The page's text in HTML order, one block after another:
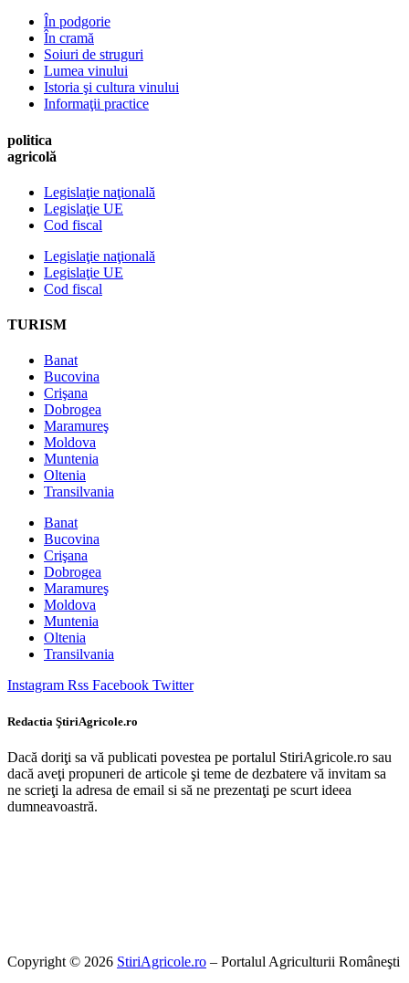
În podgorie
În cramă
Soiuri de struguri
Lumea vinului
Istoria şi cultura vinului
Informaţii practice
politica
agricolă
Legislaţie naţională
Legislaţie UE
Cod fiscal
Legislaţie naţională
Legislaţie UE
Cod fiscal
TURISM
Banat
Bucovina
Crişana
Dobrogea
Maramureş
Moldova
Muntenia
Oltenia
Transilvania
Banat
Bucovina
Crişana
Dobrogea
Maramureş
Moldova
Muntenia
Oltenia
Transilvania
Instagram Rss Facebook Twitter
Redactia ŞtiriAgricole.ro
Dacă doriţi sa vă publicati povestea pe portalul StiriAgricole.ro sau
dacă aveţi propuneri de articole şi teme de dezbatere vă invitam sa
ne scrieţi la adresa de email si să ne prezentaţi pe scurt ideea
dumneavoastră.
Copyright © 2026 StiriAgricole.ro – Portalul Agriculturii Româneşti